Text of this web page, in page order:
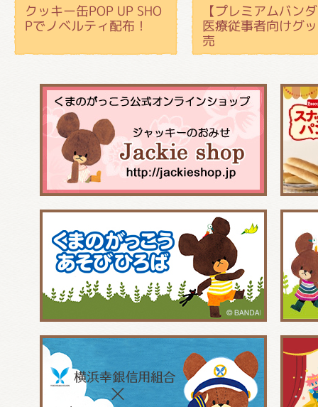
クッキー缶POP UP SHO
Pでノベルティ配布！
【プレミアムバン
医療従事者向けグ
売